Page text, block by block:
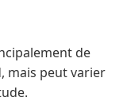
de
mais peut varier